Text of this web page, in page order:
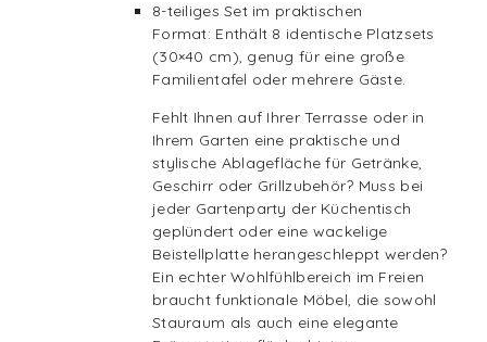
8-teiliges Set im praktischen
Format: Enthält 8 identische Platzsets
(30×40 cm), genug für eine große
Familientafel oder mehrere Gäste.
Fehlt Ihnen auf Ihrer Terrasse oder in
Ihrem Garten eine praktische und
stylische Ablagefläche für Getränke,
Geschirr oder Grillzubehör? Muss bei
jeder Gartenparty der Küchentisch
geplündert oder eine wackelige
Beistellplatte herangeschleppt werden?
Ein echter Wohlfühlbereich im Freien
braucht funktionale Möbel, die sowohl
Stauraum als auch eine elegante